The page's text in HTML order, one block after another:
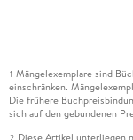
1 Mängelexemplare sind
einschränken.
Die frühere
sich auf den gebundenen
2 Diese Artikel unterliegen